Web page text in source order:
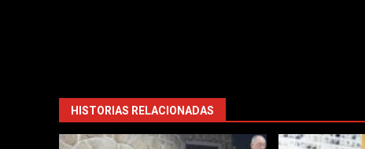
HISTORIAS RELACIONADAS